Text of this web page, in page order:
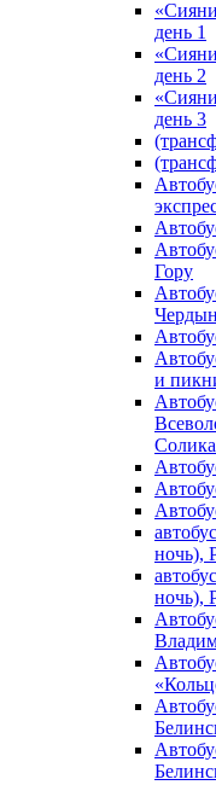
день 1
день 2
день 3
Гору
и
ночь),
ночь),